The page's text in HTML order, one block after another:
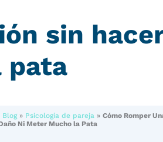
sin
pata
Blog» Psicología de pareja » Cómo Romper
Ni Meter Mucho la Pata